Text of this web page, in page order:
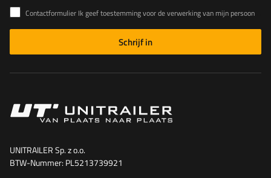
Contactformulier Ik geef toestemming voor de verwerking van mijn persoonlijke gegevens in het contactformulier in overeenstemming met de Verordening van het Europees Parlement en de Raad (EU)
Schrijf in
UNITRAILER Sp. z o.o.
BTW-Nummer: PL5213739921